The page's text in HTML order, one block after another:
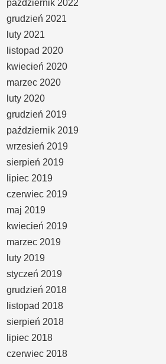
październik 2022
grudzień 2021
luty 2021
listopad 2020
kwiecień 2020
marzec 2020
luty 2020
grudzień 2019
październik 2019
wrzesień 2019
sierpień 2019
lipiec 2019
czerwiec 2019
maj 2019
kwiecień 2019
marzec 2019
luty 2019
styczeń 2019
grudzień 2018
listopad 2018
sierpień 2018
lipiec 2018
czerwiec 2018